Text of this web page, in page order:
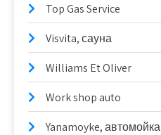
Top Gas Service
Visvita, сауна
Williams Et Oliver
Work shop auto
Yanamoyke, автомойка